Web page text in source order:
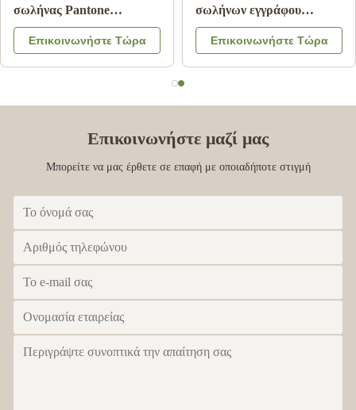
σωλήνας Pantone
εγγράφου που τυπώνει την
ακίνδυνη για τα παιδιά
Επικοινωνήστε Τώρα
σωλήνων εγγράφου
χαρτονιού με το λογότυπο
χρώματος καπακιών
Επικοινωνήστε Τώρα
Επικοινωνήστε μαζί μας
Μπορείτε να μας έρθετε σε επαφή με οποιαδήποτε στιγμή